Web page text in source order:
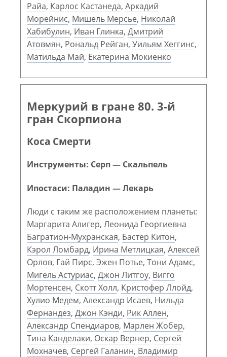
Райа, Карлос Кастанеда, Аркадий
Морейнис, Мишель Мерсье, Николай
Хабибулин, Иван Глинка, Дмитрий
Атовмян, Рональд Рейган, Уильям Хеггинс,
Матильда Май, Екатерина Мокиенко
Меркурий в гране 80. 3-й
гран Скорпиона
Коса Смерти
Инструменты: Серп — Скальпель
Ипостаси: Паладин — Лекарь
Люди с таким же расположением планеты:
Маргарита Алигер, Леонида Георгиевна
Багратион-Мухранская, Бастер Китон,
Кэрол Ломбард, Ирина Метлицкая, Алексей
Орлов, Гай Пирс, Эжен Потье, Тони Адамс,
Мигель Астуриас, Джон Литгоу, Вигго
Мортенсен, Скотт Холл, Кристофер Ллойд,
Хулио Медем, Александр Исаев, Нильда
Фернандез, Джон Кэнди, Рик Аллен,
Александр Спендиаров, Марлен Жобер,
Тина Канделаки, Оскар Вернер, Сергей
Мохначев, Сергей Галанин, Владимир